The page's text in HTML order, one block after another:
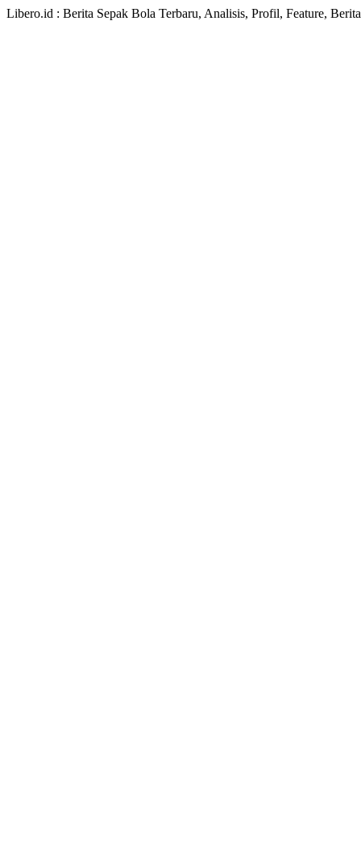
Libero.id : Berita Sepak Bola Terbaru, Analisis, Profil, Feature,